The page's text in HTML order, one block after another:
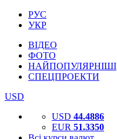
РУС
УКР
ВІДЕО
ФОТО
НАЙПОПУЛЯРНІШІ
СПЕЦПРОЕКТИ
USD
USD 44.4886
EUR 51.3350